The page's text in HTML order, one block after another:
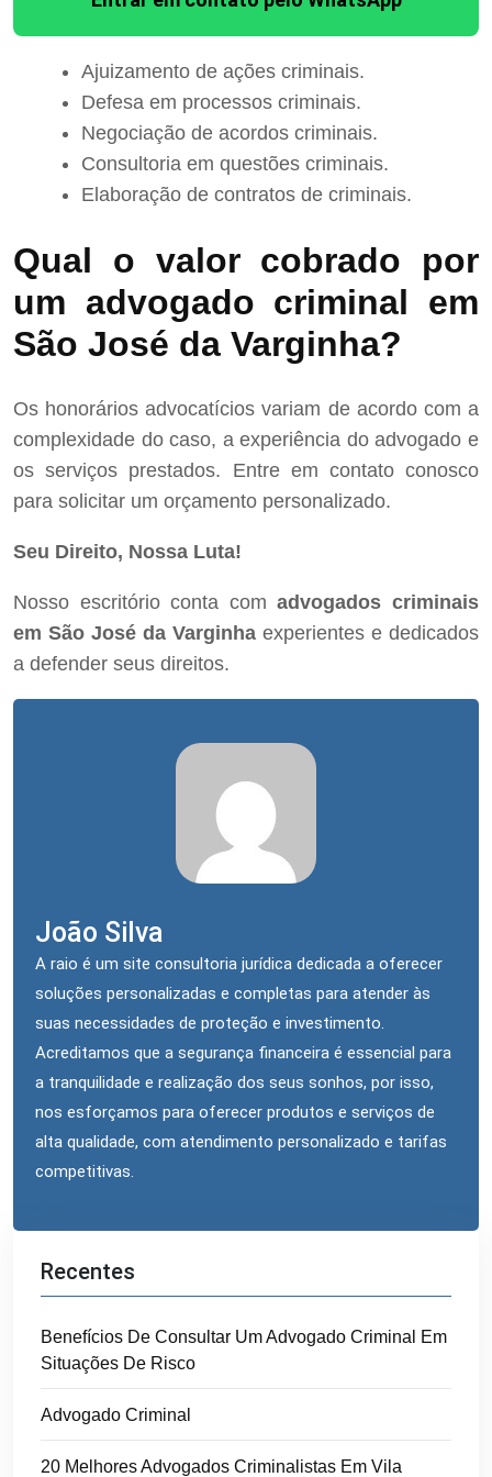
Ajuizamento de ações criminais.
Defesa em processos criminais.
Negociação de acordos criminais.
Consultoria em questões criminais.
Elaboração de contratos de criminais.
Qual o valor cobrado por
um advogado criminal em
São José da Varginha?
Os honorários advocatícios variam de acordo com a
complexidade do caso, a experiência do advogado e
os serviços prestados. Entre em contato conosco
para solicitar um orçamento personalizado.
Seu Direito, Nossa Luta!
Nosso escritório conta comadvogados criminais
em São José da Varginha experientes e dedicados
a defender seus direitos.
João Silva
A raio é um site consultoria jurídica dedicada a oferecer
soluções personalizadas e completas para atender às
suas necessidades de proteção e investimento.
Acreditamos que a segurança financeira é essencial para
a tranquilidade e realização dos seus sonhos, por isso,
nos esforçamos para oferecer produtos e serviços de
alta qualidade, com atendimento personalizado e tarifas
competitivas.
Recentes
Benefícios De Consultar Um Advogado Criminal Em
Situações De Risco
Advogado Criminal
20 Melhores Advogados Criminalistas Em Vila